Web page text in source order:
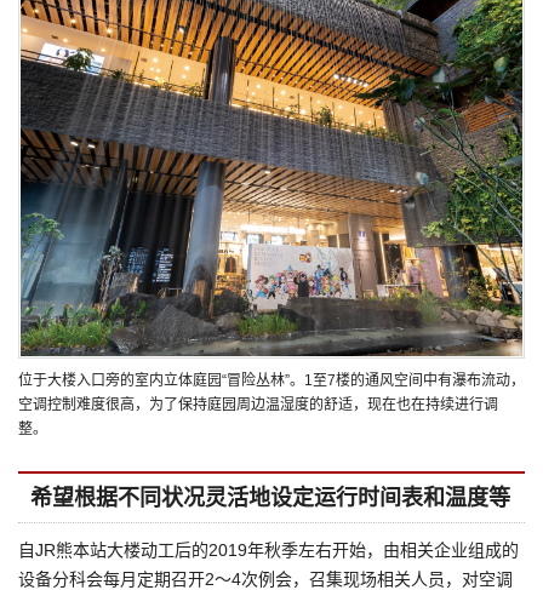
位于大楼入口旁的室内立体庭园“冒险丛林”。1至7楼的通风空间中有瀑布流动，
空调控制难度很高，为了保持庭园周边温湿度的舒适，现在也在持续进行调
整。
希望根据不同状况灵活地设定运行时间表和温度等
自JR熊本站大楼动工后的2019年秋季左右开始，由相关企业组成的
设备分科会每月定期召开2～4次例会，召集现场相关人员，对空调